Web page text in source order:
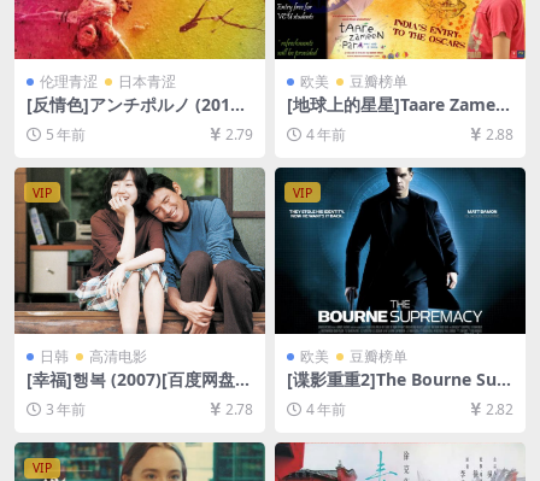
伦理青涩 日本青涩
[反情色]アンチポルノ (2016)
76min[百度网盘+迅雷云盘资
源1080P超清][MP4/4.8GB]
[日语中字]【视频文件+防和谐
压缩包（含解压密码）】
5 年前 2.79
欧美 豆瓣榜单
[地球上的星星]Taare Zamee
n Par (2007)[百度网盘+迅雷
云盘资源1080P超清未删减]
[MP4/10GB][中文字幕]
4 年前 2.88
VIP
日韩 高清电影
[幸福]행복 (2007)[百度网盘
+迅雷云盘资源1080P超清未
删减][MP4/5.5GB][韩语中字]
3 年前 2.78
VIP
欧美 豆瓣榜单
[谍影重重2]The Bourne Sup
remacy (2004)[百度网盘+迅
雷云盘资源1080P超清未删减]
[MP4/6.9GB][中英字幕]
4 年前 2.82
VIP